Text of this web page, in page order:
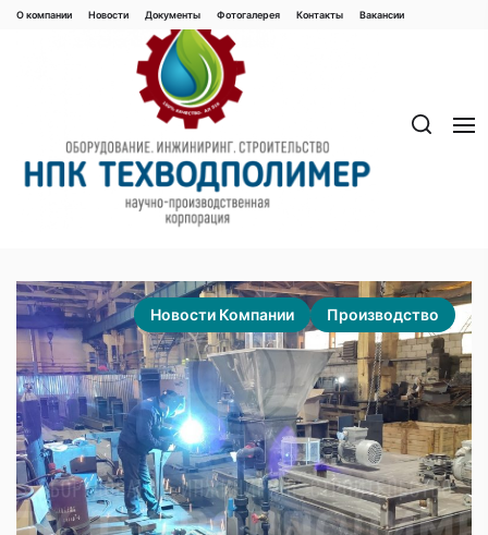
Перейти
Новости Компании Производство
О компании Новости Документы Фотогалерея Контaкты Вакaнсии